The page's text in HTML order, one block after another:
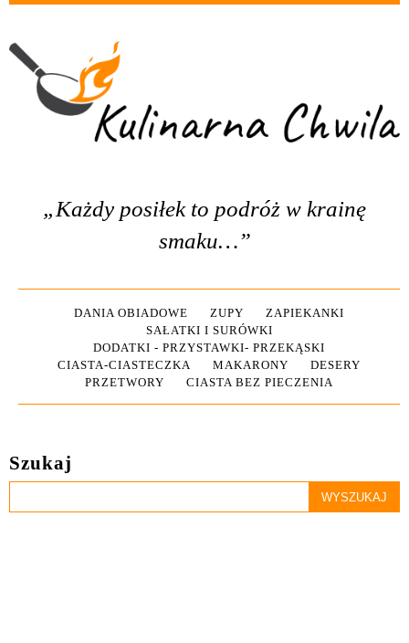
„Każdy posiłek to podróż w krainę
smaku…”
DANIA OBIADOWE ZUPY
ZAPIEKANKI
SAŁATKI I SURÓWKI
DODATKI - PRZYSTAWKI- PRZEKĄSKI
CIASTA-CIASTECZKA
MAKARONY
DESERY
PRZETWORY
CIASTA BEZ PIECZENIA
Szukaj